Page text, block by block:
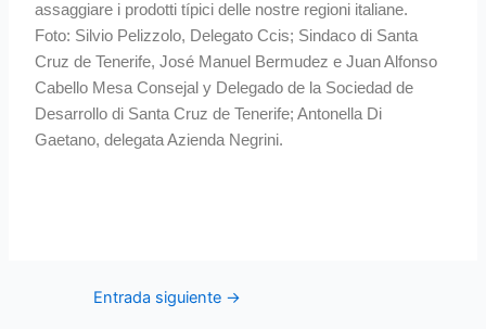
assaggiare i prodotti típici delle nostre regioni italiane.
Foto: Silvio Pelizzolo, Delegato Ccis; Sindaco di Santa
Cruz de Tenerife, José Manuel Bermudez e Juan Alfonso
Cabello Mesa Consejal y Delegado de la Sociedad de
Desarrollo di Santa Cruz de Tenerife; Antonella Di
Gaetano, delegata Azienda Negrini.
Entrada siguiente →